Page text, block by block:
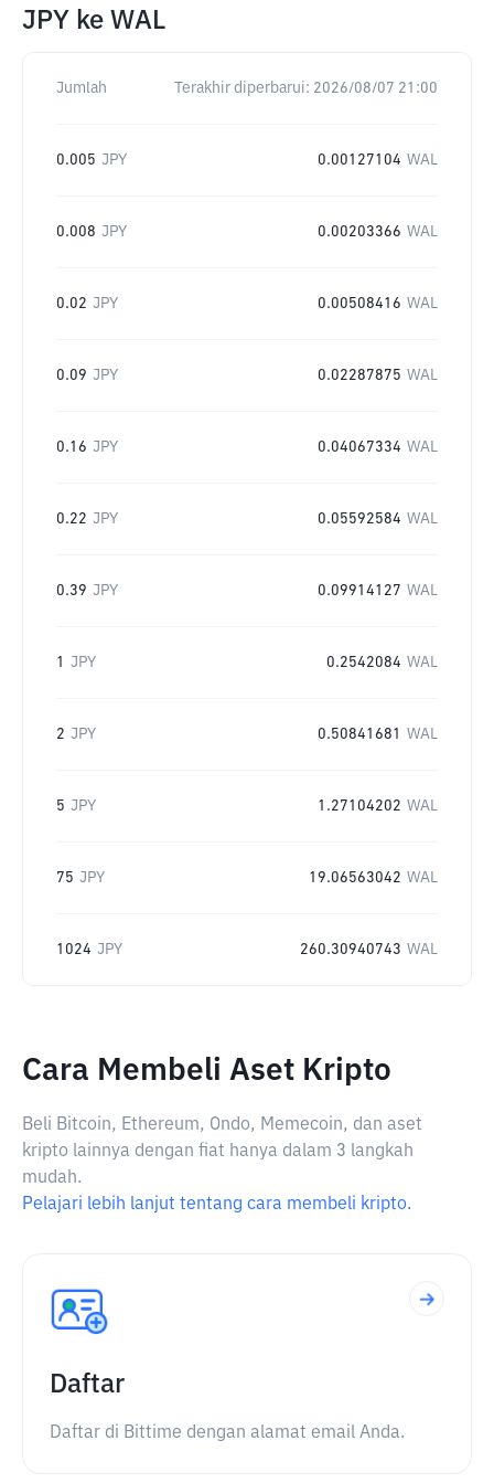
JPY ke WAL
Jumlah Terakhir diperbarui: 2026/08/07 21:00
0.005 JPY 0.00127104 WAL
0.008 JPY 0.00203366 WAL
0.02 JPY 0.00508416 WAL
0.09 JPY 0.02287875 WAL
0.16 JPY 0.04067334 WAL
0.22 JPY 0.05592584 WAL
0.39 JPY 0.09914127 WAL
1 JPY 0.2542084 WAL
2 JPY 0.50841681 WAL
5 JPY 1.27104202 WAL
75 JPY 19.06563042 WAL
1024 JPY 260.30940743 WAL
Cara Membeli Aset Kripto
Beli Bitcoin, Ethereum, Ondo, Memecoin, dan aset
kripto lainnya dengan fiat hanya dalam 3 langkah
mudah.
Pelajari lebih lanjut tentang cara membeli kripto.
Daftar
Daftar di Bittime dengan alamat email Anda.